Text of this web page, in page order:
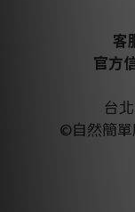
客
官方
台
©自然簡單